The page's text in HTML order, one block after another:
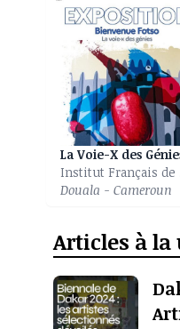
La Voie-X des
Douala - Cameroun
Articles à la